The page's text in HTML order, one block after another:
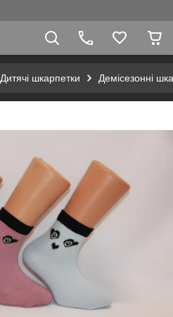
Дитячі шкарпетки Демісезонні